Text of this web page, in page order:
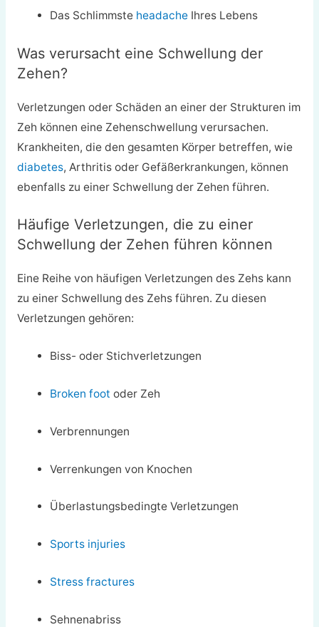
Das Schlimmste headache Ihres Lebens
Was verursacht eine Schwellung der
Zehen?
Verletzungen oder Schäden an einer der Strukturen im
Zeh können eine Zehenschwellung verursachen.
Krankheiten, die den gesamten Körper betreffen, wie
diabetes, Arthritis oder Gefäßerkrankungen, können
ebenfalls zu einer Schwellung der Zehen führen.
Häufige Verletzungen, die zu einer
Schwellung der Zehen führen können
Eine Reihe von häufigen Verletzungen des Zehs kann
zu einer Schwellung des Zehs führen. Zu diesen
Verletzungen gehören:
Biss- oder Stichverletzungen
Broken foot oder Zeh
Verbrennungen
Verrenkungen von Knochen
Überlastungsbedingte Verletzungen
Sports injuries
Stress fractures
Sehnenabriss